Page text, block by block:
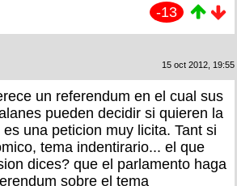
-13
15 oct 2012, 19:55
un referendum en el cual sus
pueden decidir si quieren la
una peticion muy licita. Tant si
tema indentirario... el que
dices? que el parlamento haga
sobre el tema